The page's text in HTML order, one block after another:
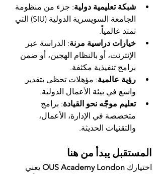
شبكة تعليمية دولية: جزء من منظومة
الجامعة السويسرية الدولية (SIU) التي
تمتد عالمياً.
خيارات دراسية مرنة: الدراسة عبر
الإنترنت، أو بالنظام الهجين، أو ضمن
برامج تنفيذية مكثفة.
رؤية عالمية: مؤهلات تحظى بتقدير
واسع في بيئة الأعمال الدولية.
تعليم موجّه نحو القيادة: برامج
متخصصة في الإدارة، الأعمال،
والتقنيات الحديثة.
المستقبل يبدأ من هنا
اختيارك OUS Academy London يعني